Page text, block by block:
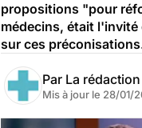
propositions "pour
médecins, était l'invité
sur ces
Par La
Mis à jour le 28/01/